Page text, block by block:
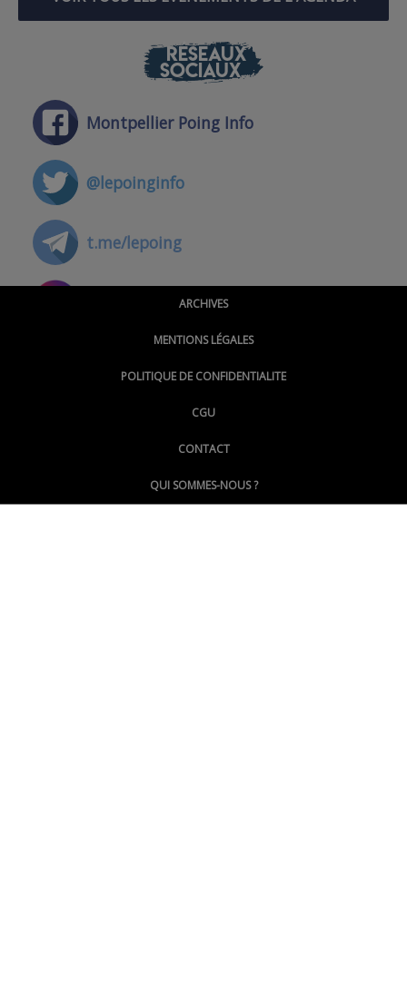
RÉSEAUX
SOCIAUX
Montpellier Poing Info
@lepoinginfo
t.me/lepoing
@montpellierpoinginfo
@LePoingMontpellier
ARCHIVES
MENTIONS LÉGALES
POLITIQUE DE CONFIDENTIALITE
CGU
CONTACT
QUI SOMMES-NOUS ?